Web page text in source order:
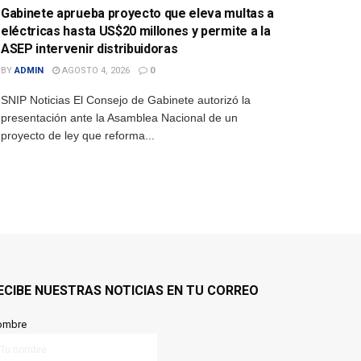
Gabinete aprueba proyecto que eleva multas a
eléctricas hasta US$20 millones y permite a la
ASEP intervenir distribuidoras
BY ADMIN AGOSTO 4, 2026 0
SNIP Noticias El Consejo de Gabinete autorizó la
presentación ante la Asamblea Nacional de un
proyecto de ley que reforma...
NUESTRAS NOTICIAS EN TU CORREO